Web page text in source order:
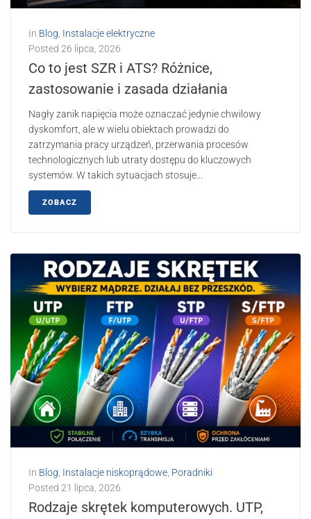
In Blog, Instalacje elektryczne
Posted 26 lipca, 2026
Co to jest SZR i ATS? Różnice,
zastosowanie i zasada działania
Nagły zanik napięcia może oznaczać jedynie chwilowy
dyskomfort, ale w wielu obiektach prowadzi do
zatrzymania pracy urządzeń, przerwania procesów
technologicznych lub utraty dostępu do kluczowych
systemów. W takich sytuacjach stosuje...
ZOBACZ
In Blog Instalacje niskoprądowe Poradniki
Posted 21 lipca, 2026
Rodzaje skrętek komputerowych. UTP,